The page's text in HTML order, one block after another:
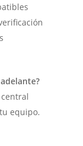
equipo.